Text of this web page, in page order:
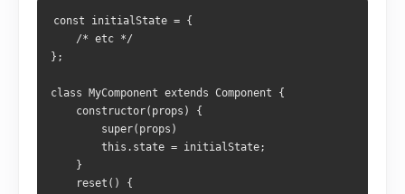
const initialState = {
    /* etc */
};
class MyComponent extends Component {
    constructor(props) {
        super(props)
        this.state = initialState;
    }
    reset() {